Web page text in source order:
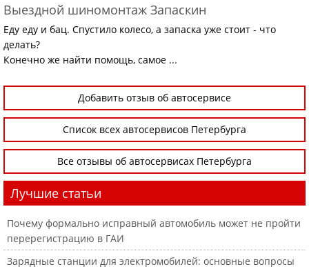
Выездной шиномонтаж Запаскин
Еду еду и бац. Спустило колесо, а запаска уже стоит - что
делать?
Конечно же найти помощь, самое ...
Добавить отзыв об автосервисе
Список всех автосервисов Петербурга
Все отзывы об автосервисах Петербурга
Лучшие статьи
Почему формально исправный автомобиль может не пройти
перерегистрацию в ГАИ
Зарядные станции для электромобилей: основные вопросы